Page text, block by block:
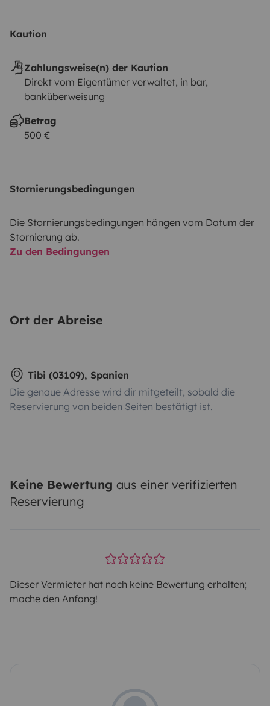
Kaution
Zahlungsweise(n) der Kaution
Direkt vom Eigentümer verwaltet, in bar,
banküberweisung
Betrag
500 €
Stornierungsbedingungen
Die Stornierungsbedingungen hängen vom Datum der
Stornierung ab.
Zu den Bedingungen
Ort der Abreise
Tibi (03109), Spanien
Die genaue Adresse wird dir mitgeteilt, sobald die
Reservierung von beiden Seiten bestätigt ist.
Keine Bewertung aus einer verifizierten
Reservierung
Dieser Vermieter hat noch keine Bewertung erhalten;
mache den Anfang!